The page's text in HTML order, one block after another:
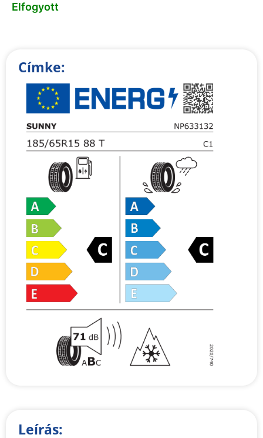
Elfogyott
Címke:
Leírás: